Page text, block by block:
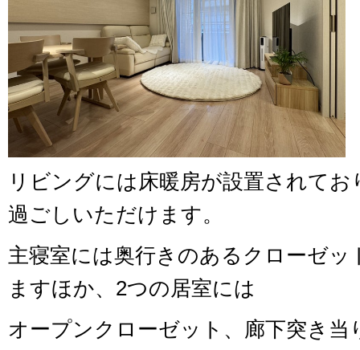
リビングには床暖房が設置されて
過ごしいただけます。
主寝室には奥行きのあるクローゼ
ますほか、2つの居室には
オープンクローゼット、廊下突き当